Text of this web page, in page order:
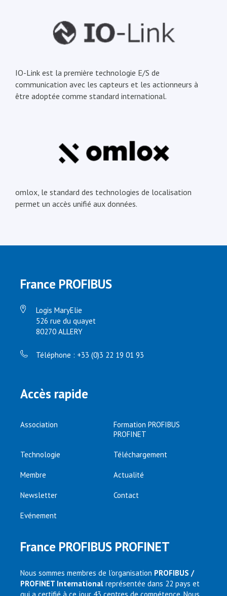
IO-Link est la première technologie E/S de
communication avec les capteurs et les actionneurs à
être adoptée comme standard international.
omlox, le standard des technologies de localisation
permet un accès unifié aux données.
France PROFIBUS
Logis MaryElie
526 rue du quayet
80270 ALLERY
Téléphone : +33 (0)3 22 19 01 93
Accès rapide
Association
Formation PROFIBUS
PROFINET
Technologie Téléchargement
Membre Actualité
Newsletter Contact
Evénement
France PROFIBUS PROFINET
Nous sommes membres de l’organisation PROFIBUS /
PROFINET International représentée dans 22 pays et